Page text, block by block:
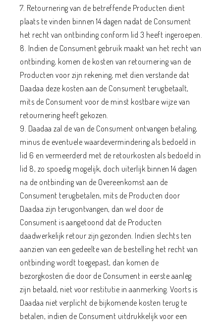
7. Retournering van de betreffende Producten dient
plaats te vinden binnen 14 dagen nadat de Consument
het recht van ontbinding conform lid 3 heeft ingeroepen.
8. Indien de Consument gebruik maakt van het recht van
ontbinding, komen de kosten van retournering van de
Producten voor zijn rekening, met dien verstande dat
Daadaa deze kosten aan de Consument terugbetaalt,
mits de Consument voor de minst kostbare wijze van
retournering heeft gekozen.
9. Daadaa zal de van de Consument ontvangen betaling,
minus de eventuele waardevermindering als bedoeld in
lid 6 en vermeerderd met de retourkosten als bedoeld in
lid 8, zo spoedig mogelijk, doch uiterlijk binnen 14 dagen
na de ontbinding van de Overeenkomst aan de
Consument terugbetalen, mits de Producten door
Daadaa zijn terugontvangen, dan wel door de
Consument is aangetoond dat de Producten
daadwerkelijk retour zijn gezonden. Indien slechts ten
aanzien van een gedeelte van de bestelling het recht van
ontbinding wordt toegepast, dan komen de
bezorgkosten die door de Consument in eerste aanleg
zijn betaald, niet voor restitutie in aanmerking. Voorts is
Daadaa niet verplicht de bijkomende kosten terug te
betalen, indien de Consument uitdrukkelijk voor een